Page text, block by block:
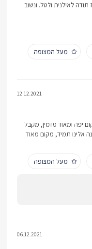
לאילנית ולטל. ונשוב
מעל המצופה
12.12.2021
יפה ומאוד מזמין, מקבל
אלינו תמיד, מקום מאוד
מעל המצופה
06.12.2021